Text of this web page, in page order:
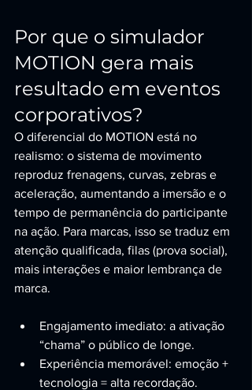
Por que o simulador
MOTION gera mais
resultado em eventos
corporativos?
O diferencial do MOTION está no
realismo: o sistema de movimento
reproduz frenagens, curvas, zebras e
aceleração, aumentando a imersão e o
tempo de permanência do participante
na ação. Para marcas, isso se traduz em
atenção qualificada, filas (prova social),
mais interações e maior lembrança de
marca.
Engajamento imediato: a ativação
“chama” o público de longe.
Experiência memorável: emoção +
tecnologia = alta recordação.